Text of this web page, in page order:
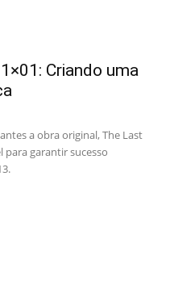
Criando uma
a obra original, The Last
para garantir sucesso